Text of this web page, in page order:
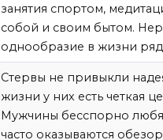
занятия спортом,
собой и своим бытом.
однообразие в жизни
Стервы не привыкли
жизни у них есть четкая
Мужчины бесспорно
часто оказываются